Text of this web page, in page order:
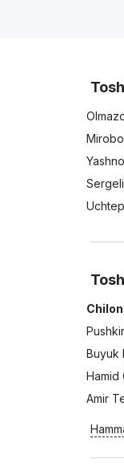
Sergeli
Buyuk
Hamid
Amir